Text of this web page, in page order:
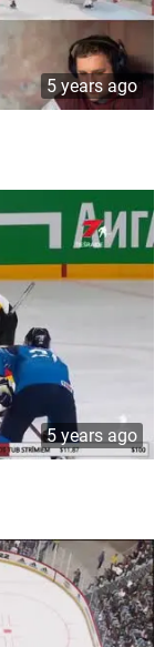
5 years ago
5 years ago